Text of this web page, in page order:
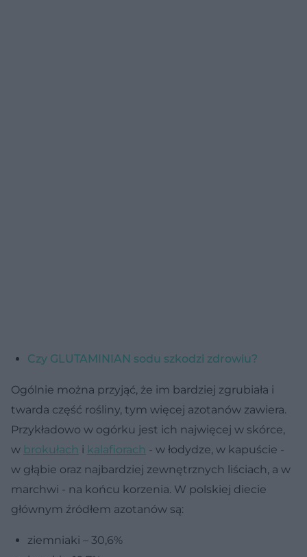
Czy GLUTAMINIAN sodu szkodzi zdrowiu?
Ogólnie można przyjąć, że im bardziej zgrubiała i
twarda część rośliny, tym więcej azotanów zawiera.
Przykładowo w ogórku jest ich najwięcej w skórce,
w brokułach i kalafiorach - w łodydze, w kapuście -
w głąbie oraz najbardziej zewnętrznych liściach, a w
marchwi - na końcu korzenia. W polskiej diecie
głównym źródłem azotanów są:
ziemniaki – 30,6%